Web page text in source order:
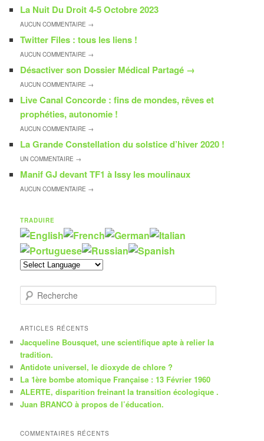
La Nuit Du Droit 4-5 Octobre 2023
AUCUNCOMMENTAIRE →
Twitter Files : tous les liens !
AUCUNCOMMENTAIRE →
Désactiver son Dossier Médical Partagé →
AUCUNCOMMENTAIRE →
Live Canal Concorde : fins de mondes, rêves et
prophéties, autonomie !
AUCUNCOMMENTAIRE →
La Grande Constellation du solstice d’hiver 2020 !
UNCOMMENTAIRE →
Manif GJ devant TF1 à Issy les moulinaux
AUCUNCOMMENTAIRE →
TRADUIRE
e
h
r
c
h
e
ARTICLES RÉCENTS
Jacqueline Bousquet, une scientifique apte à relier la
tradition.
Antidote universel, le dioxyde de chlore ?
La 1ère bombe atomique Française : 13 Février 1960
ALERTE, disparition freinant la transition écologique .
Juan BRANCO à propos de l’éducation.
COMMENTAIRES RÉCENTS